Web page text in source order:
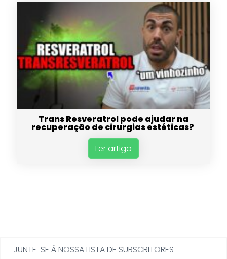
Trans Resveratrol pode ajudar na
recuperação de cirurgias estéticas?
Ler artigo
JUNTE-SE Á NOSSA LISTA DE SUBSCRITORES